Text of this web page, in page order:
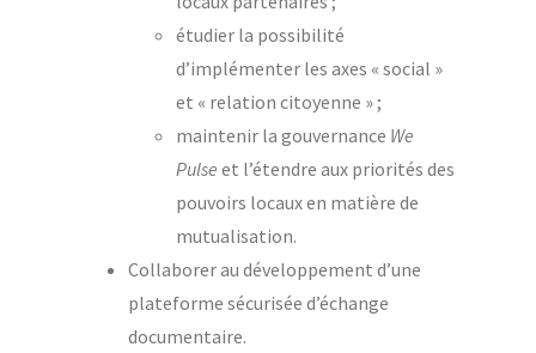
étudier la possibilité
d’implémenter les axes « social »
et « relation citoyenne » ;
maintenir la gouvernance We
Pulse et l’étendre aux priorités des
pouvoirs locaux en matière de
mutualisation.
Collaborer au développement d’une
plateforme sécurisée d’échange
documentaire.